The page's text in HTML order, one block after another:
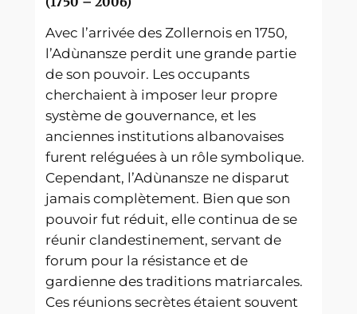
Avec l’arrivée des Zollernois en 1750,
l’Adùnansze perdit une grande partie
de son pouvoir. Les occupants
cherchaient à imposer leur propre
système de gouvernance, et les
anciennes institutions albanovaises
furent reléguées à un rôle symbolique.
Cependant, l’Adùnansze ne disparut
jamais complètement. Bien que son
pouvoir fut réduit, elle continua de se
réunir clandestinement, servant de
forum pour la résistance et de
gardienne des traditions matriarcales.
Ces réunions secrètes étaient souvent